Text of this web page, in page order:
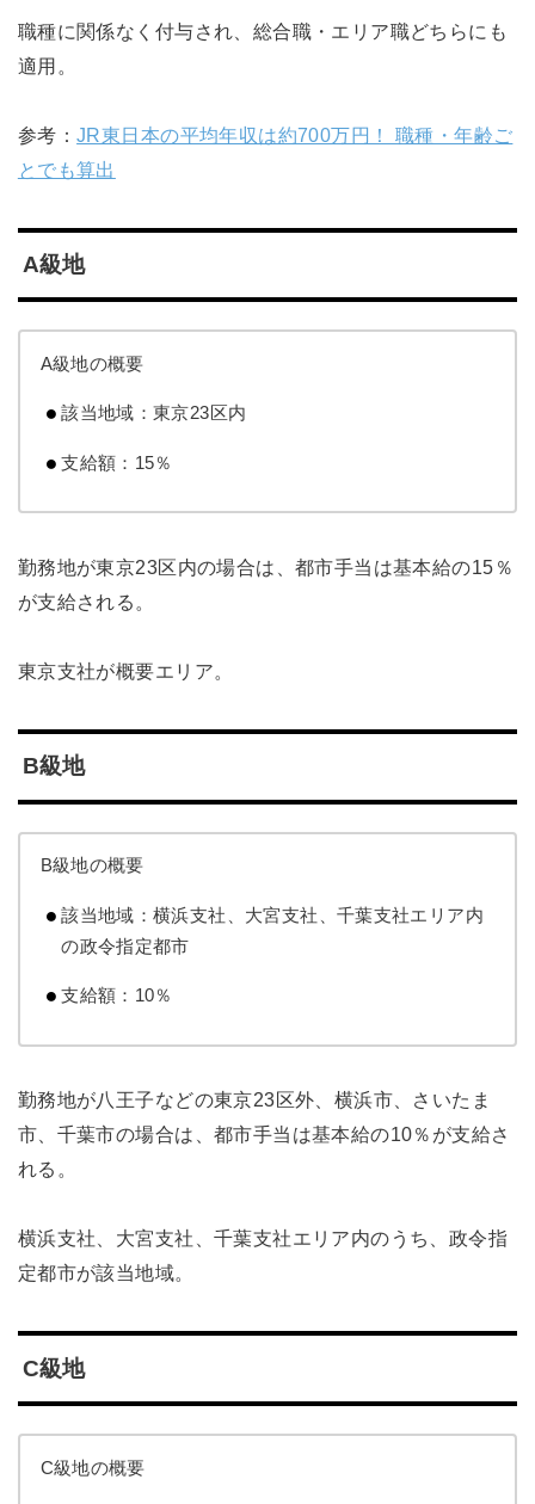
職種に関係なく付与され、総合職・エリア職どちらにも
適用。
参考：JR東日本の平均年収は約700万円！ 職種・年齢ご
とでも算出
A級地
A級地の概要
該当地域：東京23区内
支給額：15％
勤務地が東京23区内の場合は、都市手当は基本給の15％
が支給される。
東京支社が概要エリア。
B級地
B級地の概要
該当地域：横浜支社、大宮支社、千葉支社エリア内
の政令指定都市
支給額：10％
勤務地が八王子などの東京23区外、横浜市、さいたま
市、千葉市の場合は、都市手当は基本給の10％が支給さ
れる。
横浜支社、大宮支社、千葉支社エリア内のうち、政令指
定都市が該当地域。
C級地
C級地の概要